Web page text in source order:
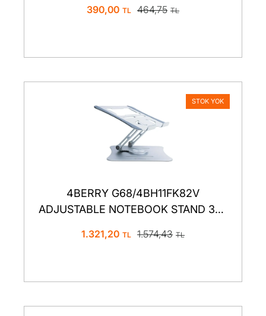
390,00 464,75
STOK YOK
4BERRY G68/4BH11FK82V
ADJUSTABLE NOTEBOOK STAND 360
1.321,20 1.574,43